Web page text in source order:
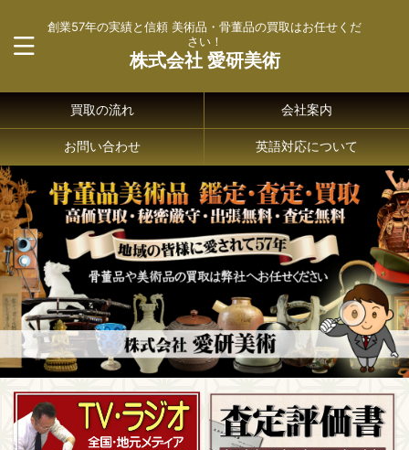
創業57年の実績と信頼 美術品・骨董品の買取はお任せくだ
さい！
株式会社 愛研美術
買取の流れ 会社案内
お問い合わせ 英語対応について